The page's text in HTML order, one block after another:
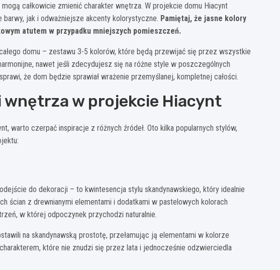
całkowicie zmienić charakter wnętrza. W projekcie domu Hiacynt
jak i odważniejsze akcenty kolorystyczne. Pamiętaj, że jasne kolory
atutem w przypadku mniejszych pomieszczeń.
domu – zestawu 3-5 kolorów, które będą przewijać się przez wszystkie
nawet jeśli zdecydujesz się na różne style w poszczególnych
że dom będzie sprawiał wrażenie przemyślanej, kompletnej całości.
w projekcie Hiacynt
warto czerpać inspiracje z różnych źródeł. Oto kilka popularnych stylów,
do dekoracji – to kwintesencja stylu skandynawskiego, który idealnie
ścian z drewnianymi elementami i dodatkami w pastelowych kolorach
w której odpoczynek przychodzi naturalnie.
na skandynawską prostotę, przełamując ją elementami w kolorze
które nie znudzi się przez lata i jednocześnie odzwierciedla